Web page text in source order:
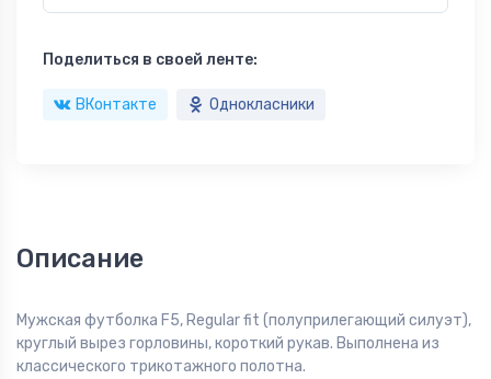
Поделиться в своей ленте:
ВКонтакте Однокласники
Описание
Мужская футболка F5, Regular fit (полуприлегающий силуэт),
круглый вырез горловины, короткий рукав. Выполнена из
классического трикотажного полотна.